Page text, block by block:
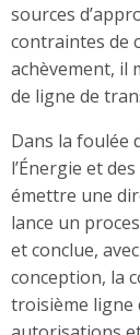
sources
contraintes de
achèvement, il
de ligne de
Dans la foulée
l’Énergie et
émettre une
lance un
et conclue,
conception, la
troisième ligne